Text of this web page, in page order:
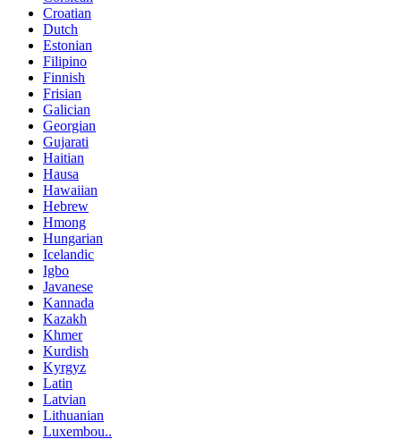
Croatian
Dutch
Estonian
Filipino
Finnish
Frisian
Galician
Georgian
Gujarati
Haitian
Hausa
Hawaiian
Hebrew
Hmong
Hungarian
Icelandic
Igbo
Javanese
Kannada
Kazakh
Khmer
Kurdish
Kyrgyz
Latin
Latvian
Lithuanian
Luxembou..